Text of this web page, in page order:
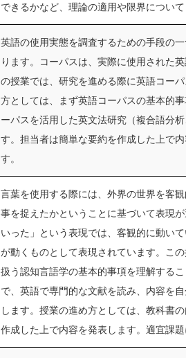
できるかなど、理論の適用や限界につい
英語の使用実態を調査するための手段の
ります。コーパスは、実際に使用された
の授業では、研究を進める際に英語コー
方としては、まず英語コーパスの基本的
ーパスを活用した英文法研究（複合語分
す。担当者は簡単な要約を作成した上で
す。
言葉を使用する際には、外界の世界を客
事を捉えたかということに基づいて表現
いった」という表現では、客観的に動い
が動くものとして表現されています。こ
扱う認知言語学の基本的事項を理解する
で、英語で専門的な文献を読み、内容を
します。授業の進め方としては、教科書
作成した上で内容を発表します。適宜課